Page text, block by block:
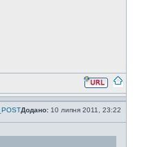
Додано: 10 липня 2011, 23:22